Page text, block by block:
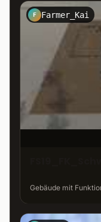
F Farmer_Kai
Gebäude mit